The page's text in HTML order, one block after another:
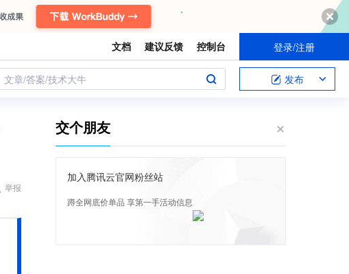
文档 建议反馈 控制台 登录/注册
文章/答案/技术大牛 发布
举报
交个朋友
加入腾讯云官网粉丝站
蹲全网底价单品 享第一手活动信息